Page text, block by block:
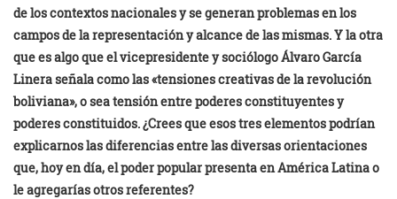
de los contextos nacionales y se generan problemas en los
campos de la representación y alcance de las mismas. Y la otra
que es algo que el vicepresidente y sociólogo Álvaro García
Linera señala como las «tensiones creativas de la revolución
boliviana», o sea tensión entre poderes constituyentes y
poderes constituidos. ¿Crees que esos tres elementos podrían
explicarnos las diferencias entre las diversas orientaciones
que, hoy en día, el poder popular presenta en América Latina o
le agregarías otros referentes?